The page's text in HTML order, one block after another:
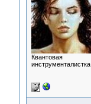
Квантовая
инструменталистка